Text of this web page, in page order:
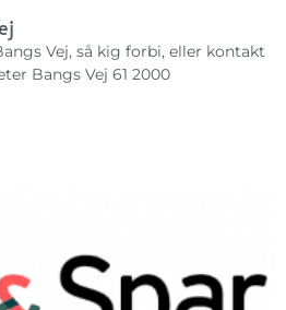
Vej, så kig forbi, eller kontakt
Bangs Vej 61 2000